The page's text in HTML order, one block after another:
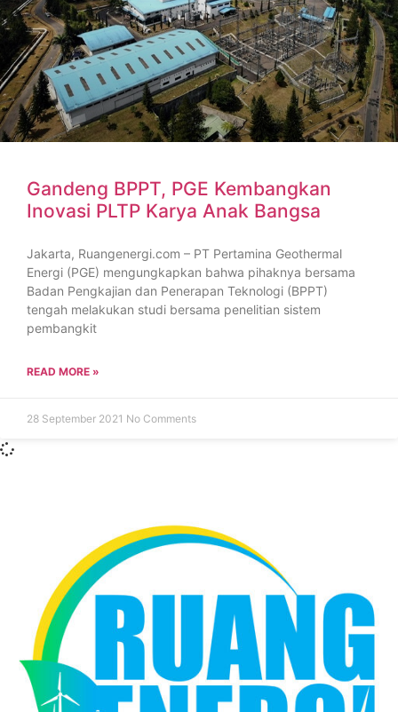
Gandeng BPPT, PGE Kembangkan
Inovasi PLTP Karya Anak Bangsa
Jakarta, Ruangenergi.com – PT Pertamina Geothermal
Energi (PGE) mengungkapkan bahwa pihaknya bersama
Badan Pengkajian dan Penerapan Teknologi (BPPT)
tengah melakukan studi bersama penelitian sistem
pembangkit
READ MORE »
28 September 2021 No Comments